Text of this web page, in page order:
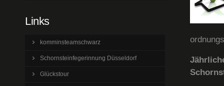
Links
komminsteamschwarz
Schornsteinfegerinnung Düsseldorf
Glückstour